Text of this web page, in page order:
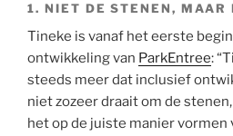
1. NIET DE STENEN, MAAR
Tineke is vanaf het eerste
ontwikkeling van ParkEntree:
steeds meer dat inclusief
niet zozeer draait om de
het op de juiste manier vormen